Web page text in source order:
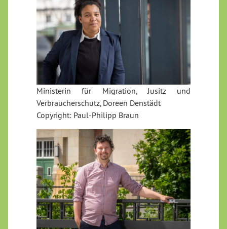
Ministerin für Migration, Jusitz und
Verbraucherschutz, Doreen Denstädt
Copyright: Paul-Philipp Braun